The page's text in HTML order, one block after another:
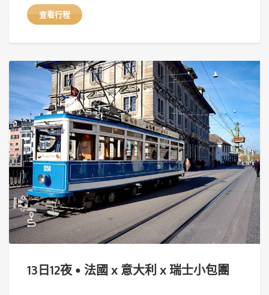
查看行程
13日12夜 • 法國 x 意大利 x 瑞士小包團